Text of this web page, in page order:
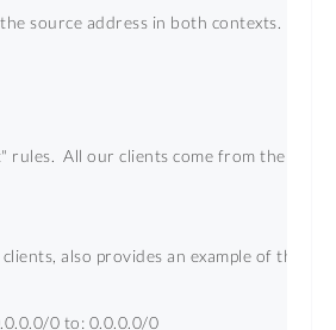
source address in both contexts.
rules.  All our clients come from the net
clients, also provides an example of the
0 to: 0.0.0.0/0